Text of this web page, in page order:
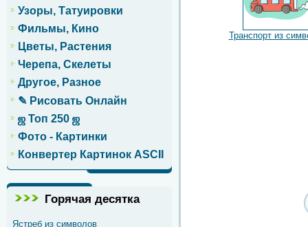
Узоры, Татуировки
Фильмы, Кино
Цветы, Растения
Черепа, Скелеты
Другое, Разное
✎ Рисовать Онлайн
ஜ Топ 250 ஜ
Фото - Картинки
Конвертер Картинок ASCII
Горячая десятка
Ястреб из символов
Транспорт из